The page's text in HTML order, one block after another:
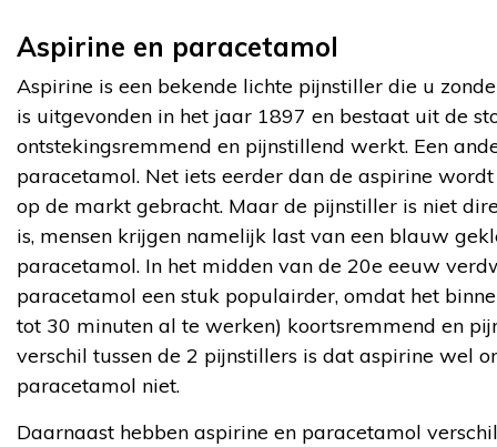
Aspirine en paracetamol
Aspirine is een bekende lichte pijnstiller die u
is uitgevonden in het jaar 1897 en bestaat uit de
ontstekingsremmend en pijnstillend werkt. Een
paracetamol. Net iets eerder dan de aspirine
op de markt gebracht. Maar de pijnstiller is niet
is, mensen krijgen namelijk last van een blauw
paracetamol. In het midden van de 20e eeuw
paracetamol een stuk populairder, omdat het
tot 30 minuten al te werken) koortsremmend en
verschil tussen de 2 pijnstillers is dat aspirine wel
paracetamol niet.
Daarnaast hebben aspirine en paracetamol